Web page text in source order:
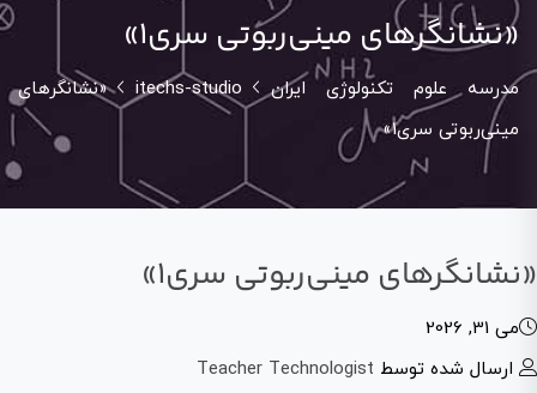
«نشانگرهای مینی‌ربوتی سری1»
مدرسه علوم تکنولوژی ایران itechs-studio
«نشانگرهای
مینی‌ربوتی سری1»
«نشانگرهای مینی‌ربوتی سری1»
می 31, 2026
ارسال شده توسط Teacher Technologist